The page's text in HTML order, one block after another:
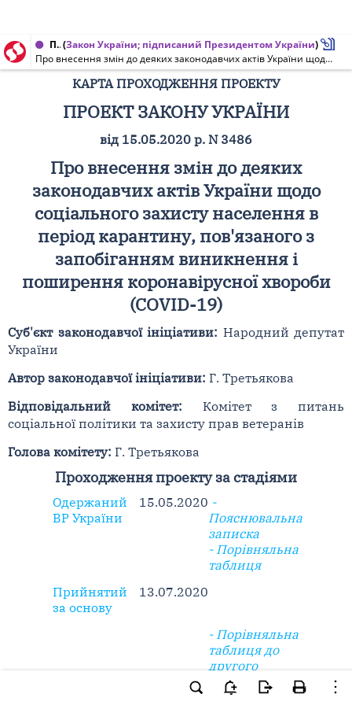
Проект Закону України, Карта проходження проекту від 02.12.2020 № 3486(Закон України; підписаний Президентом України)
Про внесення змін до деяких законодавчих актів України щодо соціального захисту населення в період карантину, пов'язаного з запобіганням виникнення і поширення коронавірусної хвороби (COVID-19)